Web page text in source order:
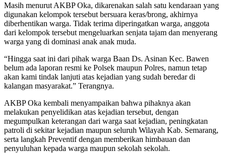
Masih menurut AKBP Oka, dikarenakan salah satu kendaraan yang
digunakan kelompok tersebut bersuara keras/brong, akhirnya
diberhentikan warga. Tidak terima diperingatkan warga, anggota
dari kelompok tersebut mengeluarkan senjata tajam dan menyerang
warga yang di dominasi anak anak muda.
“Hingga saat ini dari pihak warga Baan Ds. Asinan Kec. Bawen
belum ada laporan resmi ke Polsek maupun Polres, namun tetap
akan kami tindak lanjuti atas kejadian yang sudah beredar di
kalangan masyarakat.” Terangnya.
AKBP Oka kembali menyampaikan bahwa pihaknya akan
melakukan penyelidikan atas kejadian tersebut, dengan
megumpulkan keterangan dari warga saat kejadian, peningkatan
patroli di sekitar kejadian maupun seluruh Wilayah Kab. Semarang,
serta langkah Preventif dengan memberikan himbauan dan
penyuluhan kepada warga maupun sekolah sekolah.